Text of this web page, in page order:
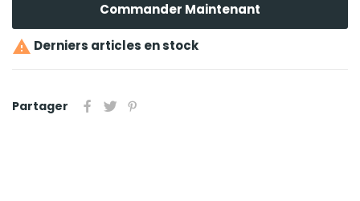
Commander Maintenant
 Derniers articles en stock
Partager